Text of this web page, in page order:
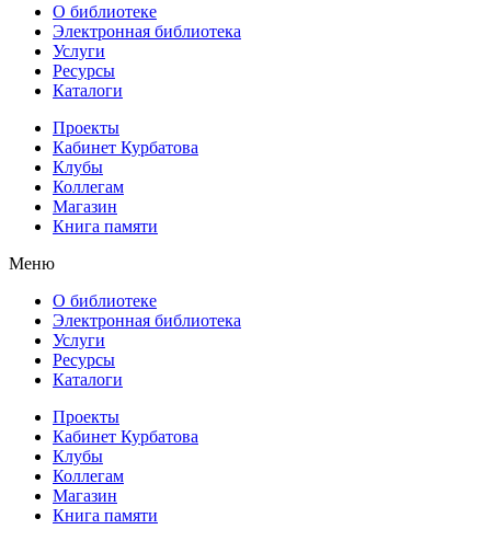
О библиотеке
Электронная библиотека
Услуги
Ресурсы
Каталоги
Проекты
Кабинет Курбатова
Клубы
Коллегам
Магазин
Книга памяти
Меню
О библиотеке
Электронная библиотека
Услуги
Ресурсы
Каталоги
Проекты
Кабинет Курбатова
Клубы
Коллегам
Магазин
Книга памяти